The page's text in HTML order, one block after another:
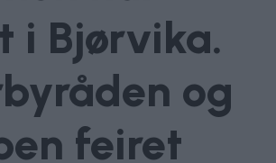
i Bjørvika.
og
feiret